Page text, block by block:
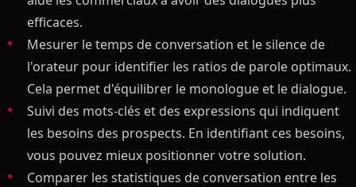
efficaces.
Mesurer le temps de conversation et le silence de
l'orateur pour identifier les ratios de parole optimaux.
Cela permet d'équilibrer le monologue et le dialogue.
Suivi des mots-clés et des expressions qui indiquent
les besoins des prospects. En identifiant ces besoins,
vous pouvez mieux positionner votre solution.
Comparer les statistiques de conversation entre les